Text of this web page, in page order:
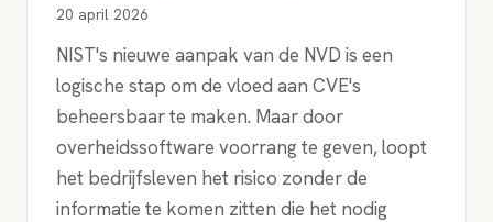
20 april 2026
NIST's nieuwe aanpak van de NVD is een
logische stap om de vloed aan CVE's
beheersbaar te maken. Maar door
overheidssoftware voorrang te geven, loopt
het bedrijfsleven het risico zonder de
informatie te komen zitten die het nodig